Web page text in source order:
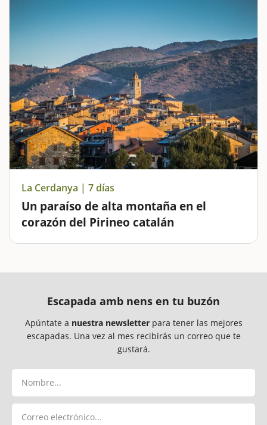
La Cerdanya | 7 días
Un paraíso de alta montaña en el
corazón del Pirineo catalán
Icono de las comarcas catalanas de alta montaña, la
Malniu como máximo exponente,…
Escapada amb nens en tu buzón
Apúntate a nuestra newsletterpara tener las mejores
escapadas. Una vez al mes recibirás un correo que te
gustará.